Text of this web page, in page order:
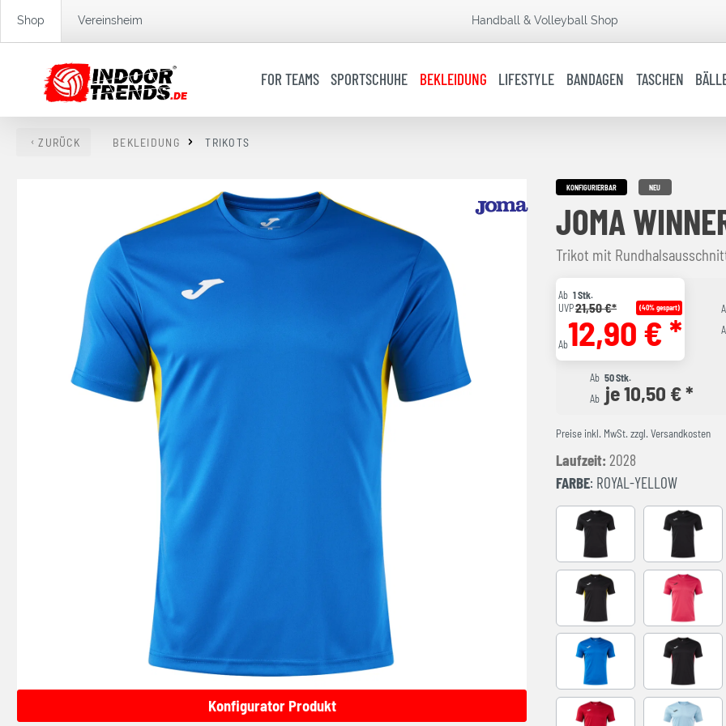
Zur Hauptnavigation springen
Shop Vereinsheim Handball & Volleyball Shop
FOR TEAMS SPORTSCHUHE BEKLEIDUNG LIFESTYLE BANDAGEN TASCHEN
ZURÜCK BEKLEIDUNG TRIKOTS
Konfigurator Produkt
KONFIGURIERBAR NEU
JOMA
Trikot mit Rundhalsausschnitt
Ab 1 Stk.
UVP21,50 €* (40% gespart)
Ab12,90 € *
Ab 50 Stk.
Ab je 10,50 € *
Preise inkl. MwSt. zzgl. Versandkosten
Laufzeit: 2028
FARBE: ROYAL-YELLOW
BLACK-ANTHRACITE
FUCHSIA-
ROYAL-BLACK